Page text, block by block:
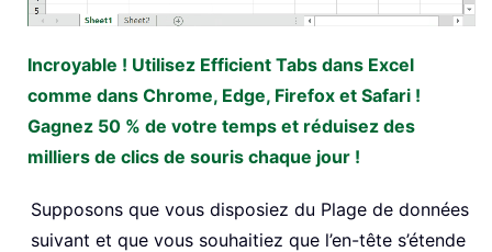
Incroyable ! Utilisez Efficient Tabs dans Excel
comme dans Chrome, Edge, Firefox et Safari !
Gagnez 50 % de votre temps et réduisez des
milliers de clics de souris chaque jour !
Supposons que vous disposiez du Plage de données
suivant et que vous souhaitiez que l’en-tête s’étende